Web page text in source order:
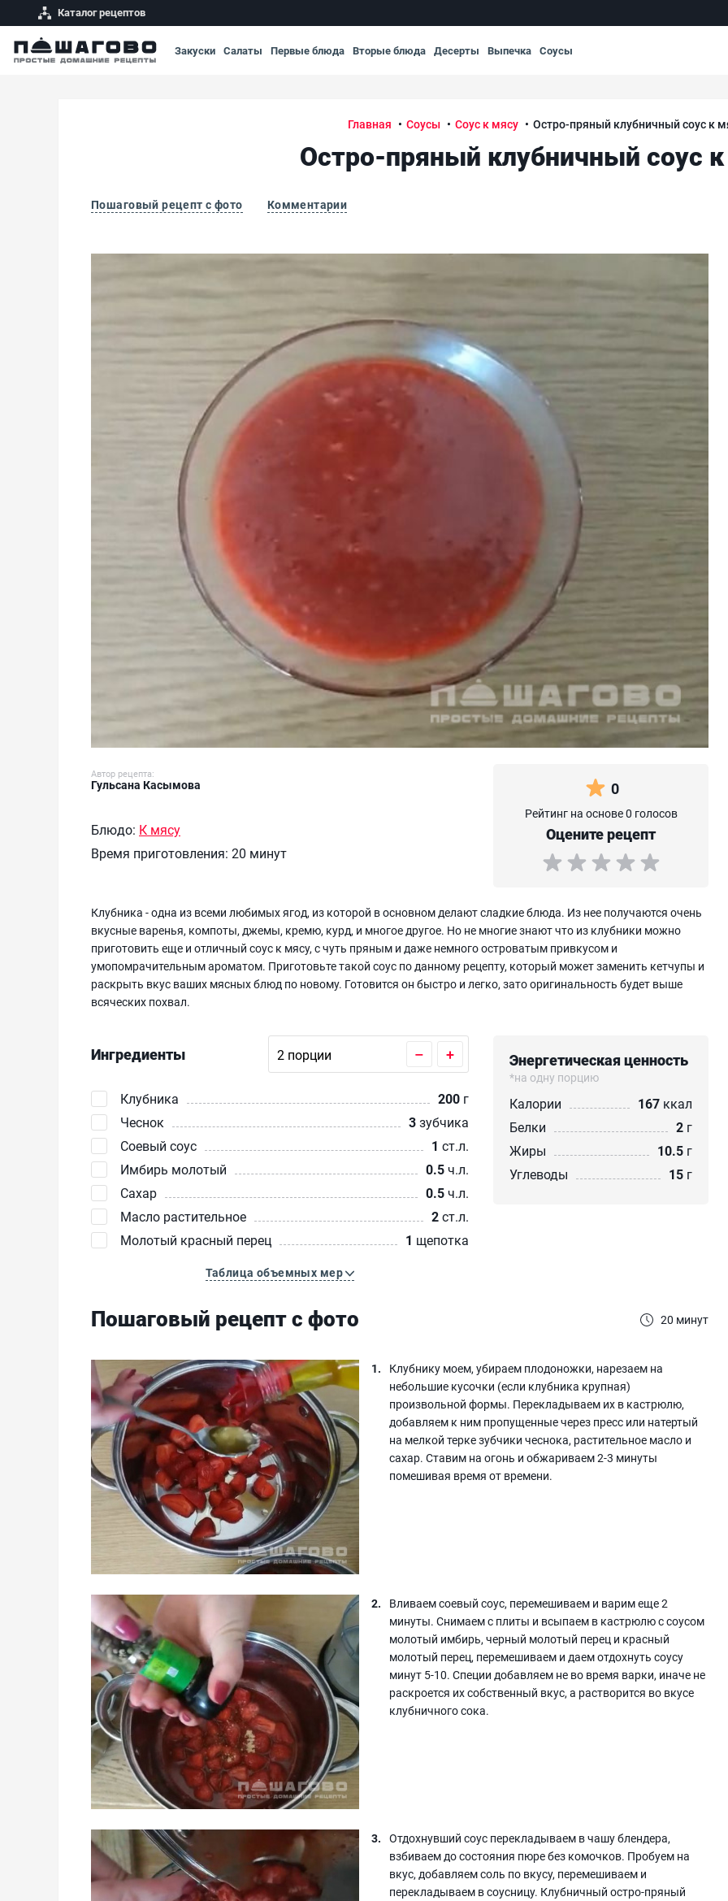
Каталог рецептов
Закуски Салаты Первые блюда Вторые блюда Десерты Выпечка Соусы
Главная Соусы Соус к мясу Остро-пряный клубничный соус к
Остро-пряный клубничный соус
Пошаговый рецепт с фото Комментарии
Автор рецепта:
Гульсана Касымова
Блюдо: К мясу
Время приготовления: 20 минут
0
Рейтинг на основе 0 голосов
Оцените рецепт
Клубника - одна из всеми любимых ягод, из которой в основном делают сладкие блюда. Из нее получаются очень
вкусные варенья, компоты, джемы, кремю, курд, и многое другое. Но не многие знают что из клубники можно
приготовить еще и отличный соус к мясу, с чуть пряным и даже немного островатым привкусом и
умопомрачительным ароматом. Приготовьте такой соус по данному рецепту, который может заменить кетчупы и
раскрыть вкус ваших мясных блюд по новому. Готовится он быстро и легко, зато оригинальность будет выше
всяческих похвал.
Ингредиенты – +
Клубника 200 г
Чеснок
3зубчика
Соевый соус
1 ст.л.
Имбирь молотый
0.5ч.л.
Сахар
0.5ч.л.
Масло растительное
2ст.л.
Молотый красный перец
1 щепотка
Таблица объемных мер
Энергетическая ценность
*на одну порцию
Калории 167 ккал
Белки
2 г
Жиры
10.5 г
Углеводы
15 г
Пошаговый рецепт с фото 20 минут
Клубнику моем, убираем плодоножки, нарезаем на
небольшие кусочки (если клубника крупная)
произвольной формы. Перекладываем их в кастрюлю,
добавляем к ним пропущенные через пресс или натертый
на мелкой терке зубчики чеснока, растительное масло и
сахар. Ставим на огонь и обжариваем 2-3 минуты
помешивая время от времени.
Вливаем соевый соус, перемешиваем и варим еще 2
минуты. Снимаем с плиты и всыпаем в кастрюлю с соусом
молотый имбирь, черный молотый перец и красный
молотый перец, перемешиваем и даем отдохнуть соусу
минут 5-10. Специи добавляем не во время варки, иначе не
раскроется их собственный вкус, а растворится во вкусе
клубничного сока.
Отдохнувший соус перекладываем в чашу блендера,
взбиваем до состояния пюре без комочков. Пробуем на
вкус, добавляем соль по вкусу, перемешиваем и
перекладываем в соусницу. Клубничный остро-пряный